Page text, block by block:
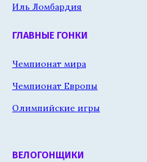
Иль Ломбардия
ГЛАВНЫЕ ГОНКИ
Чемпионат мира
Чемпионат Европы
Олимпийские игры
ВЕЛОГОНЩИКИ